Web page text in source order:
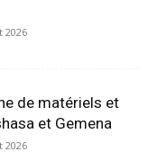
2026
de matériels et
et Gemena
2026